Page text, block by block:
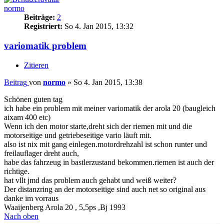
normo
Beiträge: 2
Registriert: So 4. Jan 2015, 13:32
variomatik problem
Zitieren
Beitrag von normo » So 4. Jan 2015, 13:38
Schönen guten tag
ich habe ein problem mit meiner variomatik der arola 20 (baugleich
aixam 400 etc)
Wenn ich den motor starte,dreht sich der riemen mit und die
motorseitige und getriebeseitige vario läuft mit.
also ist nix mit gang einlegen.motordrehzahl ist schon runter und
freilauflager dreht auch,
habe das fahrzeug in bastlerzustand bekommen.riemen ist auch der
richtige.
hat vllt jmd das problem auch gehabt und weiß weiter?
Der distanzring an der motorseitige sind auch net so original aus
danke im vorraus
Waaijenberg Arola 20 , 5,5ps ,Bj 1993
Nach oben